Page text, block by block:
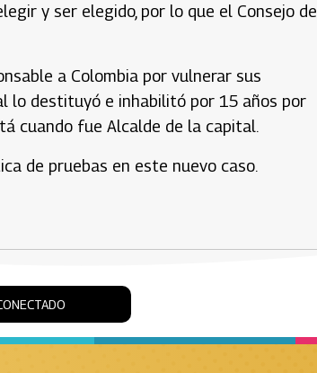
y ser elegido, por lo que el Consejo de
a Colombia por vulnerar sus
lo destituyó e inhabilitó por 15 años por
cuando fue Alcalde de la capital.
de pruebas en este nuevo caso.